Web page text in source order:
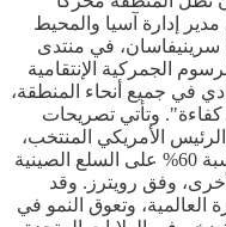
إدارة آسيا والمحيط
سرينيفاسان، في منتدى
الجمركية الإنتقامية
في جميع أنحاء المنطقة،
وتأتي تصريحات
الأمريكي المنتخب،
دونالد ترامب، لفرض رسوم جمركية بنسبة 60% على السلع الصينية
وفق رويترز. وقد
العالمية، وتعوق النمو في